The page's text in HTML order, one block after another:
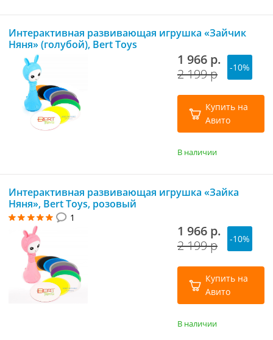
Интерактивная развивающая игрушка «Зайчик
Няня» (голубой), Bert Toys
1 966 р.
2 199 р
-10%
Купить на
Авито
В наличии
Интерактивная развивающая игрушка «Зайка
Няня», Bert Toys, розовый
1
1 966 р.
2 199 р
-10%
Купить на
Авито
В наличии